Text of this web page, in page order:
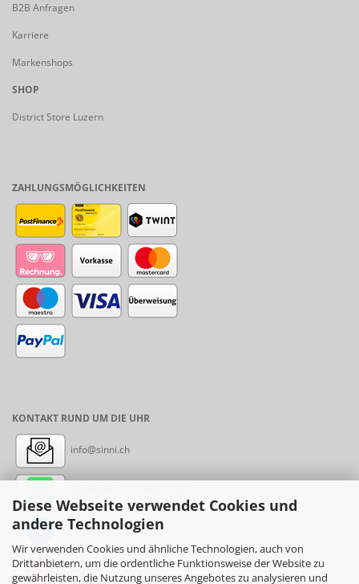
Diese Webseite verwendet Cookies und
andere Technologien
Wir verwenden Cookies und ähnliche Technologien, auch von
Drittanbietern, um die ordentliche Funktionsweise der Website zu
gewährleisten, die Nutzung unseres Angebotes zu analysieren und
B2B Anfragen
Karriere
Markenshops
SHOP
District Store Luzern
ZAHLUNGSMÖGLICHKEITEN
KONTAKT RUND UM DIE UHR
info@sinni.ch
Messenger: sinni.ch
Instagram: sinni_ch